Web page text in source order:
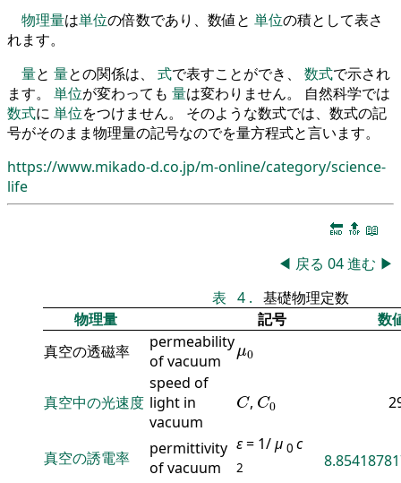
物理量は単位の倍数であり、数値と 単位の積として表さ
れます。
量と 量との関係は、 式で表すことができ、 数式で示され
ます。 単位が変わっても 量は変わりません。 自然科学では
数式に 単位をつけません。 そのような数式では、数式の記
号がそのまま物理量の記号なのでを量方程式と言います。
https://www.mikado-d.co.jp/m-online/category/science-
life
🔚 🔝 📖
◀ 戻る 04進む ▶
表 4 . 基礎物理定数
物理量
記号
数
真空の透磁率
permeability
of vacuum
μ0
μ0
真空中の光速度
speed of
light in
vacuum
C
C, C0
C0
真空の誘電率
permittivity
of vacuum
ε= 1/μ 0 c
2